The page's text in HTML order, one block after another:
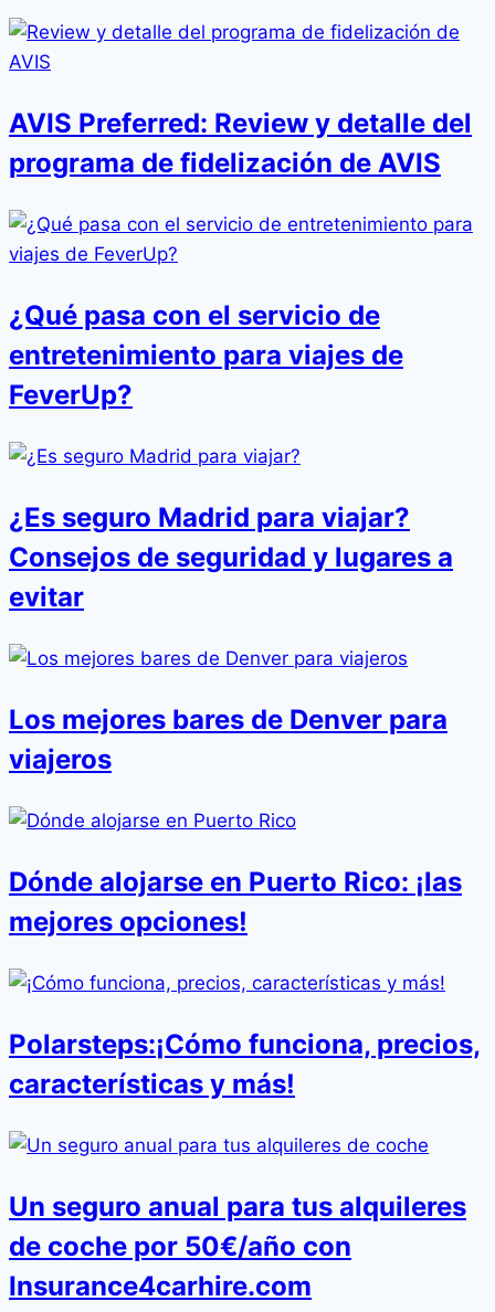
AVIS Preferred: Review y detalle del
programa de fidelización de AVIS
¿Qué pasa con el servicio de
entretenimiento para viajes de
FeverUp?
¿Es seguro Madrid para viajar?
Consejos de seguridad y lugares a
evitar
Los mejores bares de Denver para
viajeros
Dónde alojarse en Puerto Rico: ¡las
mejores opciones!
Polarsteps:¡Cómo funciona, precios,
características y más!
Un seguro anual para tus alquileres
de coche por 50€/año con
Insurance4carhire.com